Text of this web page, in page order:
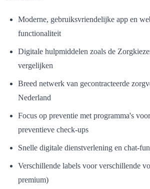
Moderne, gebruiksvriendelijke app en
functionaliteit
Digitale hulpmiddelen zoals de
vergelijken
Breed netwerk van gecontracteerde
Nederland
Focus op preventie met programma's
preventieve check-ups
Snelle digitale dienstverlening en chat-
Verschillende labels voor verschillende
premium)